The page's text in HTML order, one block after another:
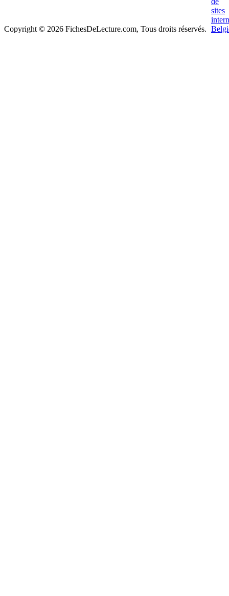
Copyright © 2026 FichesDeLecture.com, Tous droits réservés.